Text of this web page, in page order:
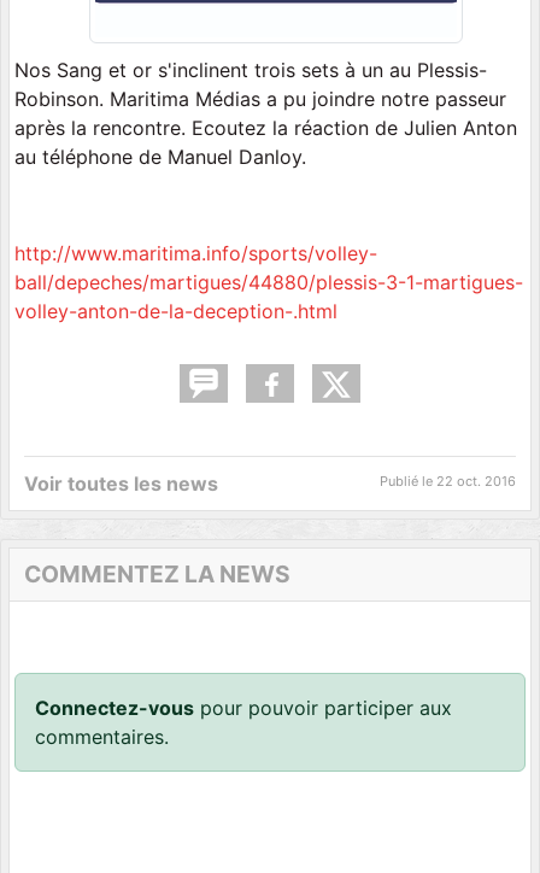
Nos Sang et or s'inclinent trois sets à un au Plessis-
Robinson. Maritima Médias a pu joindre notre passeur
après la rencontre. Ecoutez la réaction de Julien Anton
au téléphone de Manuel Danloy.
http://www.maritima.info/sports/volley-
ball/depeches/martigues/44880/plessis-3-1-martigues-
volley-anton-de-la-deception-.html
Voir toutes les news Publié le 22 oct. 2016
COMMENTEZ LA NEWS
Connectez-vous pour pouvoir participer aux
commentaires.